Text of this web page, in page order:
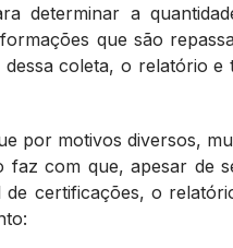
determinar a
que são
coleta, o relatório
por motivos diversos,
faz com que, apesar de
de certificações, o